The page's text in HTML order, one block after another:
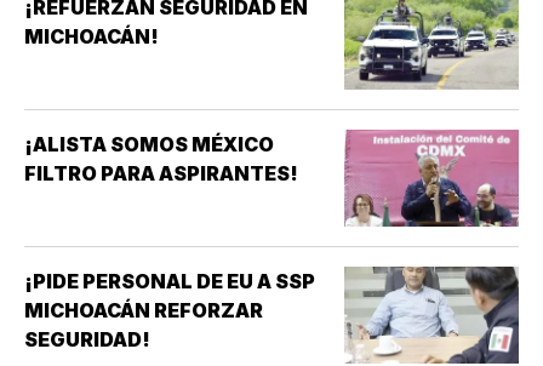
¡REFUERZAN SEGURIDAD EN
MICHOACÁN!
¡ALISTA SOMOS MÉXICO
FILTRO PARA ASPIRANTES!
¡PIDE PERSONAL DE EU A SSP
MICHOACÁN REFORZAR
SEGURIDAD!